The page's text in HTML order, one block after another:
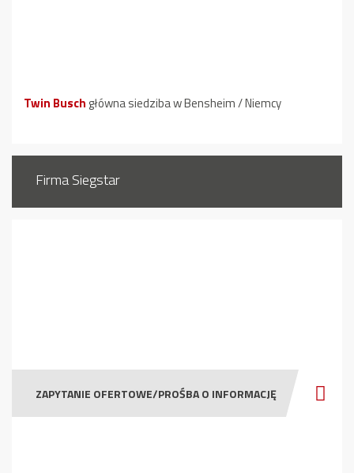
Twin Buschgłówna siedziba w Bensheim / Niemcy
Firma Siegstar
ZAPYTANIE OFERTOWE/PROŚBA O INFORMACJĘ